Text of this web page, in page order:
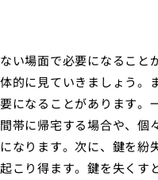
い場面で必要になるこ
的に見ていきましょう
になることがあります。
帯に帰宅する場合や、
なります。次に、鍵を
こり得ます。鍵を失く